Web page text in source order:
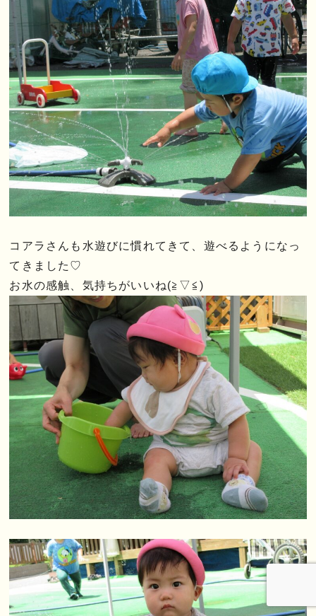
コアラさんも水遊びに慣れてきて、遊べるようになっ
てきました♡
お水の感触、気持ちがいいね(≧▽≦)